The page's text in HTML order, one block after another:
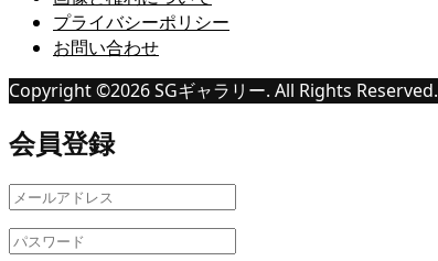
プライバシーポリシー
お問い合わせ
Copyright ©2026SGギャラリー. All Rights Reserved.
会員登録